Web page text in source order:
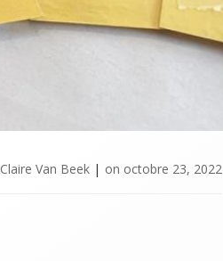
Claire Van Beek | on octobre 23, 2022